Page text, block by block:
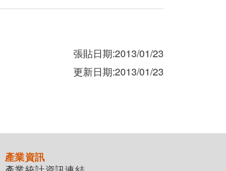
張貼日期:2013/01/23
更新日期:2013/01/23
產業資訊